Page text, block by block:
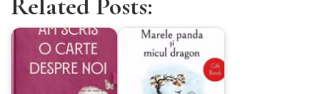
Related Posts: